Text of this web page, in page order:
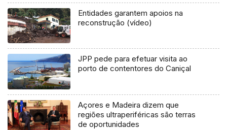
Entidades garantem apoios na
reconstrução (vídeo)
JPP pede para efetuar visita ao
porto de contentores do Caniçal
Açores e Madeira dizem que
regiões ultraperiféricas são terras
de oportunidades